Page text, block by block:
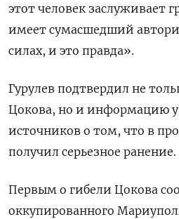
этот человек заслуживает
имеет сумасшедший
силах, и это правда».
Гурулев подтвердил не
Цокова, но и информацию
источников о том, что в
получил серьезное ранение.
Первым о гибели Цокова
оккупированного